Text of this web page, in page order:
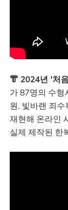
👘 2024년 '처
가 87명의 수형
원. 빛바랜 죄
재현해 온라인
실제 제작된 한